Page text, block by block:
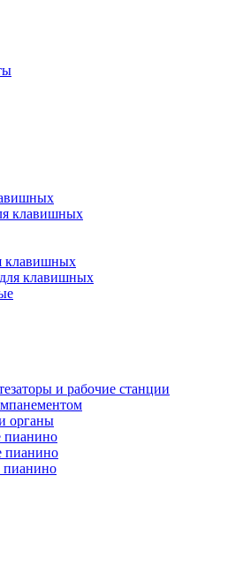
клавишных
клавишных
клавишных
и рабочие станции
органы
пианино
пианино
пианино